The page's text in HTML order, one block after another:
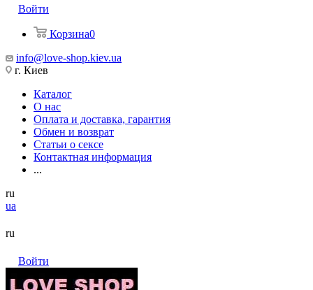
Войти
Корзина0
info@love-shop.kiev.ua
г. Киев
Каталог
О нас
Оплата и доставка, гарантия
Обмен и возврат
Статьи о сексе
Контактная информация
...
ru
ua
ru
Войти